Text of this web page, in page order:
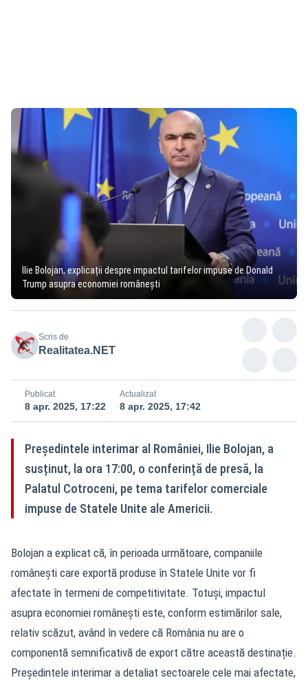
Ilie Bolojan, explicații despre impactul tarifelor impuse de Donald
Trump asupra economiei românești
Scris de
Realitatea.NET
Publicat
8 apr. 2025, 17:22
Actualizat
8 apr. 2025, 17:42
Președintele interimar al României, Ilie Bolojan, a
susținut, la ora 17:00, o conferință de presă, la
Palatul Cotroceni, pe tema tarifelor comerciale
impuse de Statele Unite ale Americii.
Bolojan a explicat că, în perioada următoare, companiile
românești care exportă produse în Statele Unite vor fi
afectate în termeni de competitivitate. Totuși, impactul
asupra economiei românești este, conform estimărilor sale,
relativ scăzut, având în vedere că România nu are o
componentă semnificativă de export către această destinație.
Președintele interimar a detaliat sectoarele cele mai afectate,